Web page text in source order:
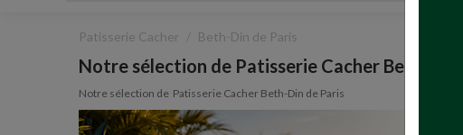
Patisserie Cacher Beth-Din de Paris
Notre sélection de Patisserie Cacher Beth-Din
Notre sélection de Patisserie Cacher Beth-Din de Paris
Previous